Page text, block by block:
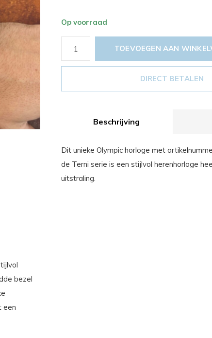
Op voorraad
TOEVOEGEN AAN
DIRECT BETALEN
Beschrijving
Dit unieke Olympic horloge met
de Terni serie is een stijlvol herenhorloge
uitstraling.
bezel
een